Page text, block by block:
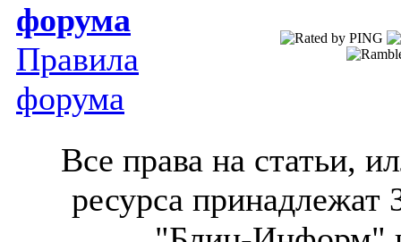
форума
Правила
форума
Все права на статьи,
ресурса